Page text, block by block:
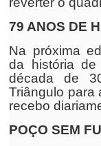
79 ANOS DE
Na próxima
da história de
década de
Triângulo para
recebo
POÇO SEM